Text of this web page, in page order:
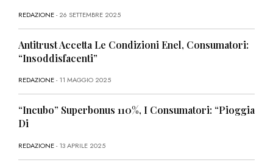
REDAZIONE- 26 SETTEMBRE 2025
Antitrust Accetta Le Condizioni Enel, Consumatori:
“Insoddisfacenti”
REDAZIONE- 11 MAGGIO 2025
“Incubo” Superbonus 110%, I Consumatori: “Pioggia
Di
REDAZIONE- 13 APRILE 2025